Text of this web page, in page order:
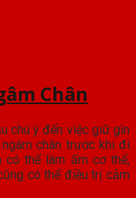
Chân
chú ý đến việc giữ gìn
chân trước khi đi
có thể làm ấm cơ thể,
có thể điều trị cảm